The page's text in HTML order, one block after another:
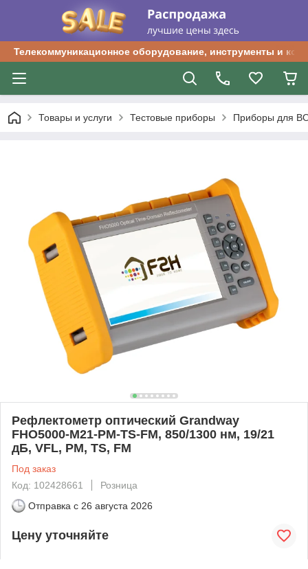
Телекоммуникационное оборудование, инструменты и
Товары и услуги Тестовые приборы Приборы для
Рефлектометр оптический Grandway
FHO5000-M21-PM-TS-FM, 850/1300 нм, 19/21
дБ, VFL, PM, TS, FM
Под заказ
Код: 102428661
Розница
Отправка с 26 августа 2026
Цену уточняйте